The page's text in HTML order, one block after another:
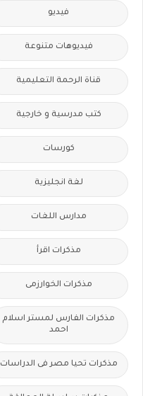
فيديو
فيديوهات متنوعة
قناة الرحمة التعليمية
كتب مدرسية و خارجية
كورسات
لغة انجليزية
مدارس اللغات
مذكرات اقرأ
مذكرات الخوارزمى
مذكرات الفارس لمستر اسلام
احمد
مذكرات تحيا مصر فى الدراسات